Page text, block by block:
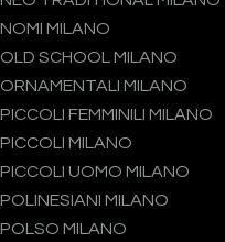
MILANO
SCHOOL MILANO
MILANO
FEMMINILI MILANO
MILANO
UOMO MILANO
MILANO
MILANO